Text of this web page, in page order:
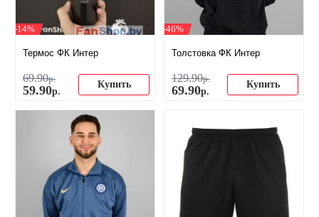
-14%
Термос ФК Интер
69.90р.
59.90р.
Купить
-46%
Толстовка ФК Интер
129.90р.
69.90р.
Купить